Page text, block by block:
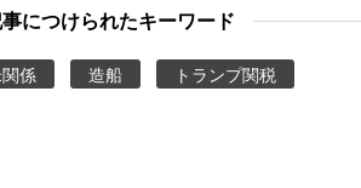
につけられたキーワード
係 造船 トランプ関税